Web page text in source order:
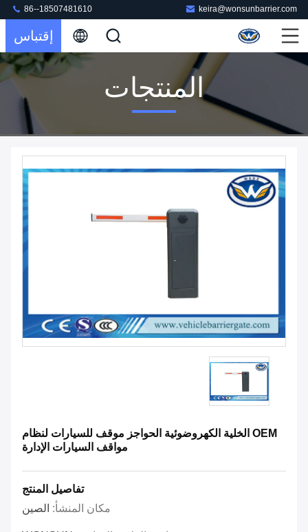
keira@wonsunbarrier.com
86--18507481610
إقتباس
المنتجات
OEM الخلية الكهروضوئية الحواجز موقف للسيارات لنظام
مواقف السيارات الإدارة
تفاصيل المنتج
مكان المنشأ: الصين